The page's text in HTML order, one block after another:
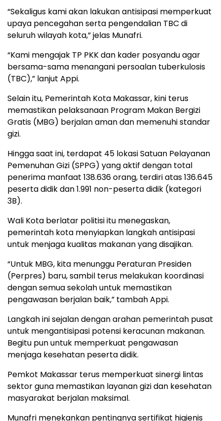
“Sekaligus kami akan lakukan antisipasi memperkuat
upaya pencegahan serta pengendalian TBC di
seluruh wilayah kota,” jelas Munafri.
“Kami mengajak TP PKK dan kader posyandu agar
bersama-sama menangani persoalan tuberkulosis
(TBC),” lanjut Appi.
Selain itu, Pemerintah Kota Makassar, kini terus
memastikan pelaksanaan Program Makan Bergizi
Gratis (MBG) berjalan aman dan memenuhi standar
gizi.
Hingga saat ini, terdapat 45 lokasi Satuan Pelayanan
Pemenuhan Gizi (SPPG) yang aktif dengan total
penerima manfaat 138.636 orang, terdiri atas 136.645
peserta didik dan 1.991 non-peserta didik (kategori
3B).
Wali Kota berlatar politisi itu menegaskan,
pemerintah kota menyiapkan langkah antisipasi
untuk menjaga kualitas makanan yang disajikan.
“Untuk MBG, kita menunggu Peraturan Presiden
(Perpres) baru, sambil terus melakukan koordinasi
dengan semua sekolah untuk memastikan
pengawasan berjalan baik,” tambah Appi.
Langkah ini sejalan dengan arahan pemerintah pusat
untuk mengantisipasi potensi keracunan makanan.
Begitu pun untuk memperkuat pengawasan
menjaga kesehatan peserta didik.
Pemkot Makassar terus memperkuat sinergi lintas
sektor guna memastikan layanan gizi dan kesehatan
masyarakat berjalan maksimal.
Munafri menekankan pentingnya sertifikat higienis